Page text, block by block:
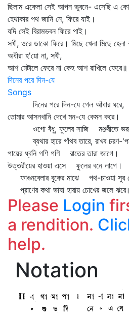
ছিলাম একেলা সেই আপন ভুবনে- এসেছি এ
হেথাকার পথ জানি নে, ফিরে যাই।
যদি সেই বিরামভবন ফিরে পাই।
সখী, ওরে ডাকো ফিরে। মিছে খেলা মিছে
অধীরা হ'য়ো না, সখী,
আশ মেটালে ফেরে না কেহ আশ রাখিলে ফেরে॥
দিনের পরে দিন-যে
Songs
দিনের পরে দিন-যে গেল আঁধার ঘরে,
তোমার আসনখানি দেখে মন-যে কেমন করে।
ওগো বঁধু, ফুলের সাজি মঞ্জরীতে
ব্যথার হারে গাঁথব তারে, রাখব চরণ-
পায়ের ধ্বনি গণি গণি রাতের তারা জাগে।
উত্তরীয়ের হাওয়া এসে ফুলের বনে লাগে।
ফাগুনবেলার বুকের মাঝে পথ-চাওয়া সুর
প্রাণের কথা ভাষা হারায় চোখের জলে
Please Login
a rendition.
help.
Notation